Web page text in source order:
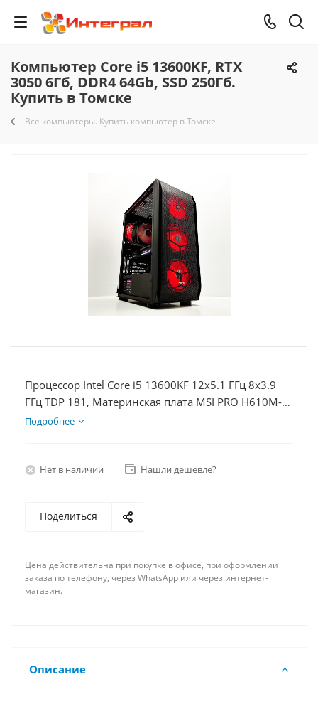
Компьютер Core i5 13600KF, RTX
3050 6Гб, DDR4 64Gb, SSD 250Гб.
Купить в Томске
Все компьютеры. Купить компьютер в Томске
Процессор Intel Core i5 13600KF 12x5.1 ГГц 8x3.9
ГГц TDP 181, Материнская плата MSI PRO H610M-E,
Видеокарта RTX 3050 6Гб, Память DDR4 64Gb,
Подробнее
Нет в наличии Нашли дешевле?
Поделиться
Цена действительна при покупке в офисе, при оформлении
заказа по телефону, через WhatsApp или через интернет-
магазин.
Описание